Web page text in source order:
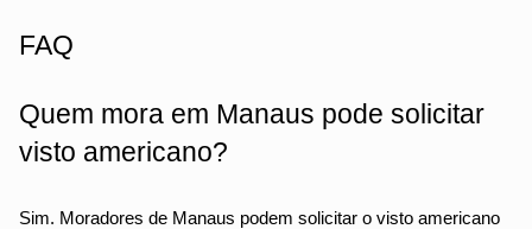
FAQ
Quem mora em Manaus pode solicitar
visto americano?
Sim. Moradores de Manaus podem solicitar o visto americano